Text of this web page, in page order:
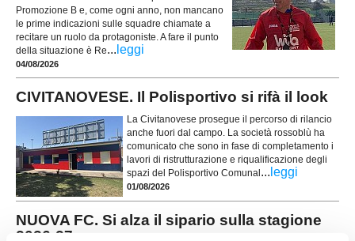
Promozione B e, come ogni anno, non mancano
le prime indicazioni sulle squadre chiamate a
recitare un ruolo da protagoniste. A fare il punto
della situazione è Re... leggi
04/08/2026
CIVITANOVESE. Il Polisportivo si rifà il look
La Civitanovese prosegue il percorso di rilancio
anche fuori dal campo. La società rossoblù ha
comunicato che sono in fase di completamento i
lavori di ristrutturazione e riqualificazione degli
spazi del Polisportivo Comunal ... leggi
01/08/2026
NUOVA FC. Si alza il sipario sulla stagione
2026-27